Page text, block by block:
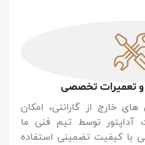
تعمیرات تخصصی
خارج از گارانتی، امکان
آداپتور توسط تیم فنی ما
با کیفیت تضمینی استفاده